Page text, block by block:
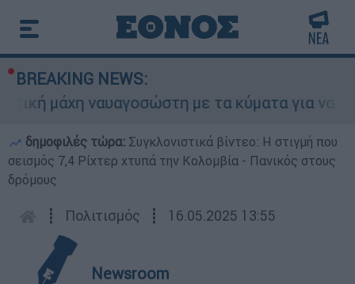
BREAKING NEWS:
μάχη ναυαγοσώστη με τα κύματα για να σώσει
δημοφιλές τώρα: Συγκλονιστικά βίντεο: Η στιγμή που
σεισμός 7,4 Ρίχτερ χτυπά την Κολομβία - Πανικός στους
δρόμους
┋ Πολιτισμός ┋ 16.05.2025 13:55
Newsroom